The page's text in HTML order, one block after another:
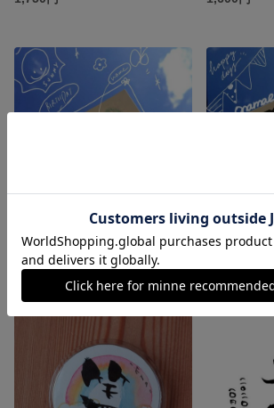
命名書 ハガキ イラスト入
1,100円
お名前詩